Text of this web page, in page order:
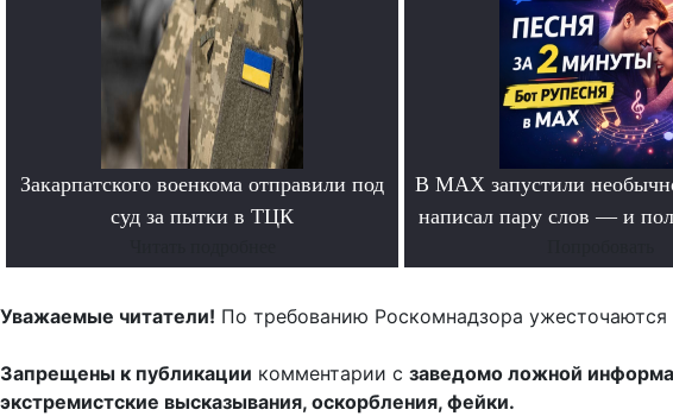
Закарпатского военкома отправили под
суд за пытки в ТЦК
В MAX запустили
написал пару слов — и
Уважаемые читатели! По требованию Роскомнадзора
Запрещены к публикации комментарии с заведомо ложной
экстремистские высказывания, оскорбления, фейки.